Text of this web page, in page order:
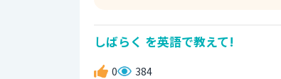
しばらく を英語で教えて!
0 384